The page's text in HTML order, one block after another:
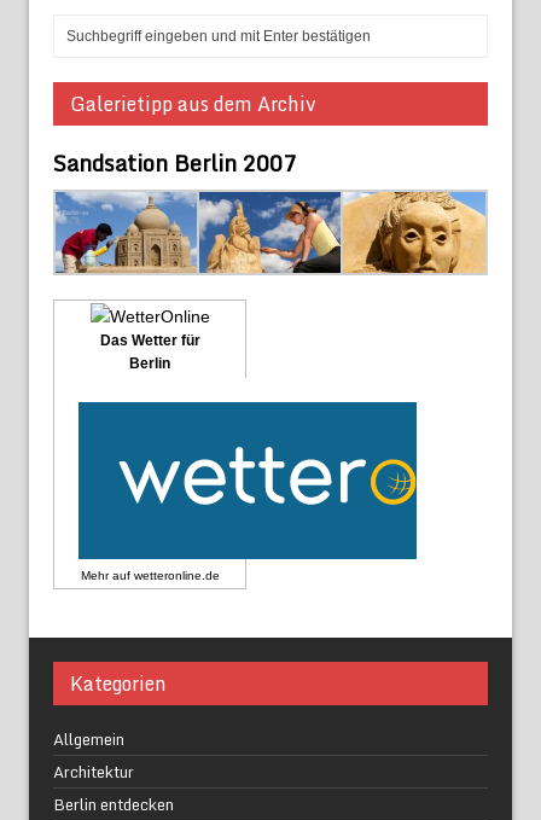
Galerietipp aus dem Archiv
Sandsation Berlin 2007
Das Wetter für
Berlin
Mehr auf wetteronline.de
Kategorien
Allgemein
Architektur
Berlin entdecken